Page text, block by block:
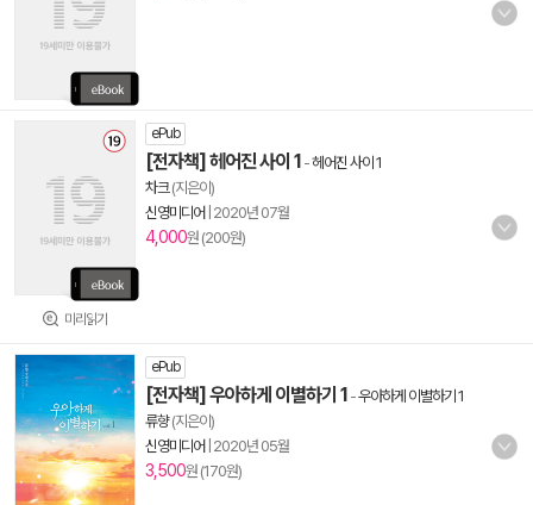
미리읽기
ePub
[전자책] 헤어진 사이 1 -헤어진 사이 1
차크(지은이)
신영미디어 2020년 07월
4,000원 (200원)
ePub
[전자책] 우아하게 이별하기 1 -우아하게 이별하기 1
류향(지은이)
신영미디어 2020년 05월
3,500원 (170원)